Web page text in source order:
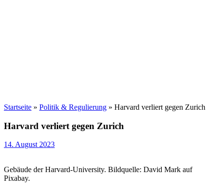
Startseite » Politik & Regulierung » Harvard verliert gegen Zurich
Harvard verliert gegen Zurich
14. August 2023
Gebäude der Harvard-University. Bildquelle: David Mark auf
Pixabay.